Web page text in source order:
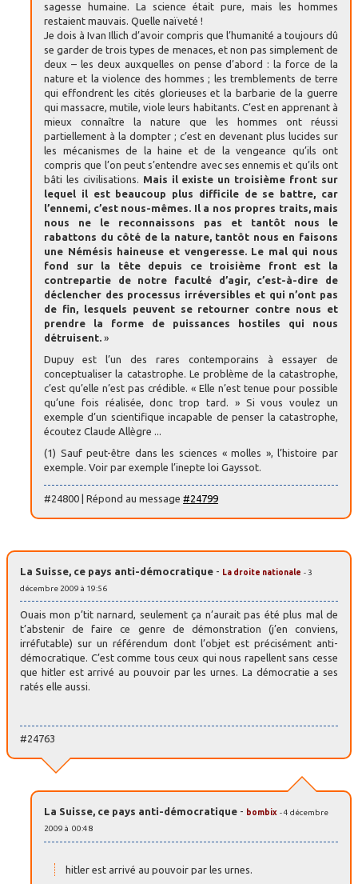
sagesse humaine. La science était pure, mais les hommes
restaient mauvais. Quelle naïveté !
Je dois à Ivan Illich d’avoir compris que l’humanité a toujours dû
se garder de trois types de menaces, et non pas simplement de
deux – les deux auxquelles on pense d’abord : la force de la
nature et la violence des hommes ; les tremblements de terre
qui effondrent les cités glorieuses et la barbarie de la guerre
qui massacre, mutile, viole leurs habitants. C’est en apprenant à
mieux connaître la nature que les hommes ont réussi
partiellement à la dompter ; c’est en devenant plus lucides sur
les mécanismes de la haine et de la vengeance qu’ils ont
compris que l’on peut s’entendre avec ses ennemis et qu’ils ont
bâti les civilisations. Mais il existe un troisième front sur
lequel il est beaucoup plus difficile de se battre, car
l’ennemi, c’est nous-mêmes. Il a nos propres traits, mais
nous ne le reconnaissons pas et tantôt nous le
rabattons du côté de la nature, tantôt nous en faisons
une Némésis haineuse et vengeresse. Le mal qui nous
fond sur la tête depuis ce troisième front est la
contrepartie de notre faculté d’agir, c’est-à-dire de
déclencher des processus irréversibles et qui n’ont pas
de fin, lesquels peuvent se retourner contre nous et
prendre la forme de puissances hostiles qui nous
détruisent. »
Dupuy est l’un des rares contemporains à essayer de
conceptualiser la catastrophe. Le problème de la catastrophe,
c’est qu’elle n’est pas crédible. « Elle n’est tenue pour possible
qu’une fois réalisée, donc trop tard. » Si vous voulez un
exemple d’un scientifique incapable de penser la catastrophe,
écoutez Claude Allègre ...
(1) Sauf peut-être dans les sciences « molles », l’histoire par
exemple. Voir par exemple l’inepte loi Gayssot.
#24800 | Répond au message #24799
La Suisse, ce pays anti-démocratique - La droite nationale - 3
décembre 2009 à 19:56
Ouais mon p’tit narnard, seulement ça n’aurait pas été plus mal de
t’abstenir de faire ce genre de démonstration (j’en conviens,
irréfutable) sur un référendum dont l’objet est précisément anti-
démocratique. C’est comme tous ceux qui nous rapellent sans cesse
que hitler est arrivé au pouvoir par les urnes. La démocratie a ses
ratés elle aussi.
#24763
La Suisse, ce pays anti-démocratique - bombix - 4 décembre
2009 à 00:48
hitler est arrivé au pouvoir par les urnes.